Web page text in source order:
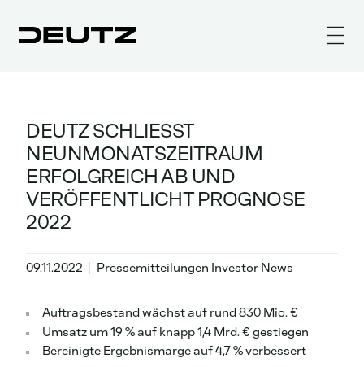
DEUTZ SCHLIESST N
EUNMONATSZEITRAUM E
RFOLGREICH AB UND V
ERÖFFENTLICHT PROGNOSE 2
022
09.11.2022 Pressemitteilungen Investor News
Auftragsbestand wächst auf rund 830 Mio. €
Umsatz um 19 % auf knapp 1,4 Mrd. € gestiegen
Bereinigte Ergebnismarge auf 4,7 % verbessert